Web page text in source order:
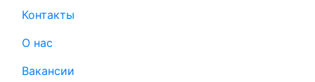
Контакты
О нас
Вакансии